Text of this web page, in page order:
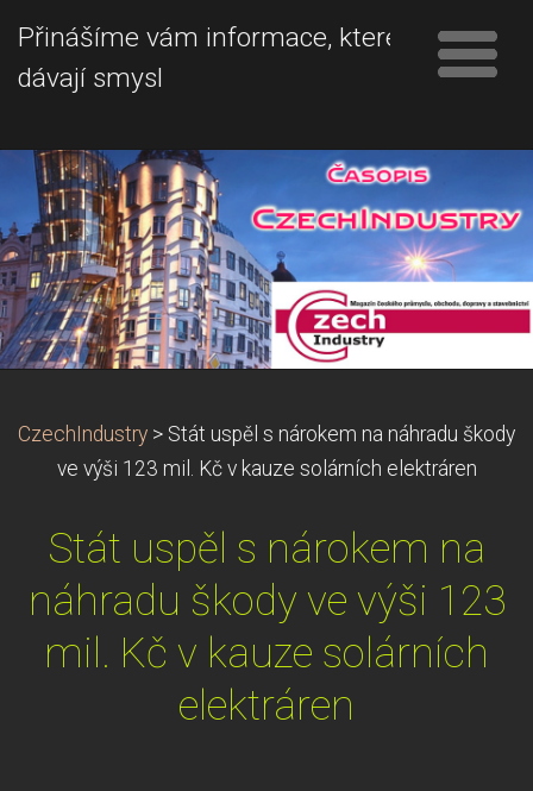
Přinášíme vám informace, které
dávají smysl
CzechIndustry > Stát uspěl s nárokem na náhradu škody
ve výši 123 mil. Kč v kauze solárních elektráren
Stát uspěl s nárokem na
náhradu škody ve výši 123
mil. Kč v kauze solárních
elektráren